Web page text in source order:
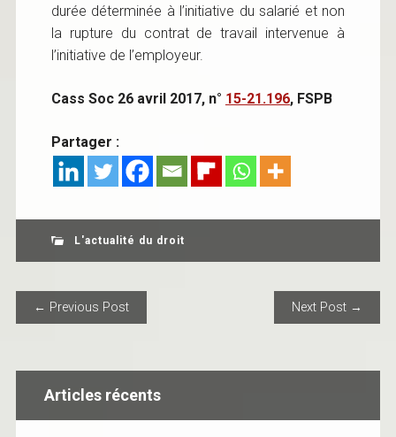
durée déterminée à l’initiative du salarié et non
la rupture du contrat de travail intervenue à
l’initiative de l’employeur.
Cass Soc 26 avril 2017, n° 15-21.196, FSPB
Partager :
L'actualité du droit
POST NAVIGATION
← Previous Post Next Post →
Articles récents